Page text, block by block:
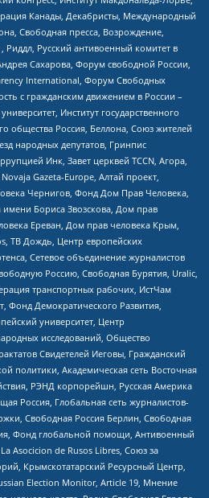
Канады, Декабристы, Международный
Свободная пресса, Возрождение,
Риддл, Русский антивоенный комитет в
Сахарова, Форум свободной России,
International, Форум Свободных
с гражданским движением в России –
Институт государственного
общества Россия, Беллона, Союз жителей
народных депутатов, Гринпис
Инк, Завет церквей TCCN, Агора,
Gazeta-Europe, Алтай проект,
Чернигов, Фонд Дом Прав Человека,
имени Бориса Звозскова, Дом прав
Ереван, Дом прав человека Крым,
ТВ Дождь, Центр европейских
Сетевое объединение журналистов
Россию, Свободная Бурятия, Uralic,
транспортных рабочих, ИстЧам
Фонд Демократического Развития,
университет, Центр
исследований, Общество
Свидетелей Иеговы, Гражданский
политики, Академическая сеть Восточная
РЭНД корпорейшн, Русская Америка
Россия, Глобальная сеть журналистов-
Свободная Россия Берлин, Свободная
Фонд глобальной помощи, Антивоенный
Asocicion de Rusos Libres, Союз за
Крымскотатарский Ресурсный Центр,
Election Monitor, Article 19, Мнение